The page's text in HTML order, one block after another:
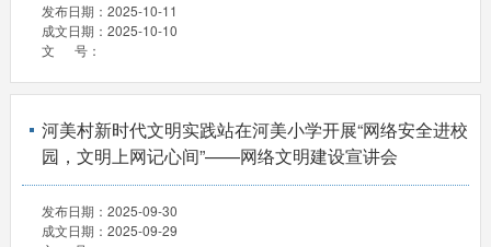
发布日期： 2025-10-11
成文日期： 2025-10-10
文 号：
河美村新时代文明实践站在河美小学开展“网络安全进校
园，文明上网记心间”——网络文明建设宣讲会
发布日期： 2025-09-30
成文日期： 2025-09-29